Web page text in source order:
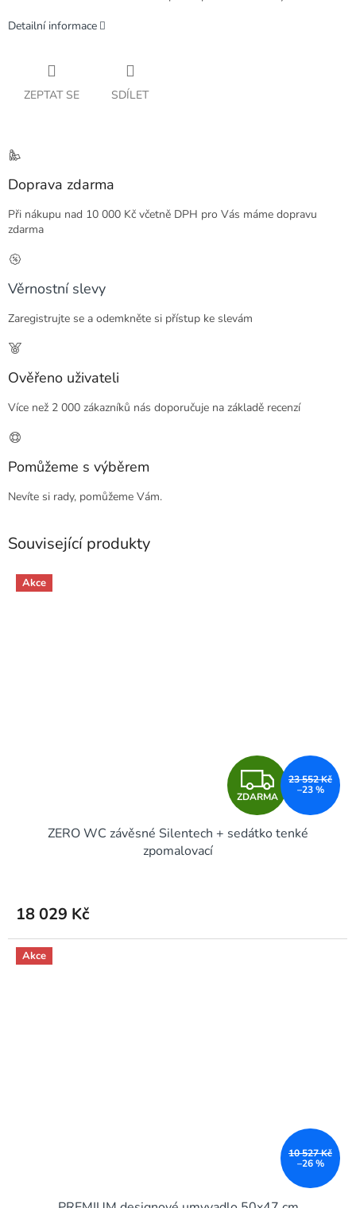
Detailní informace
ZEPTAT SE SDÍLET
Doprava zdarma
Při nákupu nad 10 000 Kč včetně DPH pro Vás máme dopravu
zdarma
Věrnostní slevy
Zaregistrujte se a odemkněte si přístup ke slevám
Ověřeno uživateli
Více než 2 000 zákazníků nás doporučuje na základě recenzí
Pomůžeme s výběrem
Nevíte si rady, pomůžeme Vám.
Související produkty
Akce
Z
D
A
A
ZDARMA
23 552 Kč
–23 %
ZERO WC závěsné Silentech + sedátko tenké
zpomalovací
18 029 Kč
Akce
10 527 Kč
–26 %